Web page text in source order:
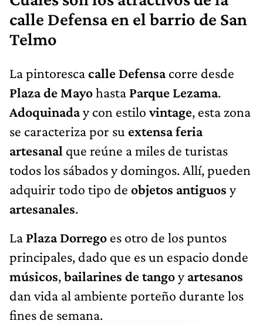
calle Defensa en el barrio de San
Telmo
La pintorescacalle Defensacorre desde
Plaza de Mayohasta Parque Lezama.
Adoquinaday con estilovintage, esta zona
se caracteriza por su extensa feria
artesanal que reúne a miles de turistas
todos los sábados y domingos. Allí, pueden
adquirir todo tipo de objetos antiguos y
artesanales.
La Plaza Dorrego es otro de los puntos
principales, dado que es un espacio donde
músicos,bailarines de tangoyartesanos
dan vida al ambiente porteño durante los
fines de semana.